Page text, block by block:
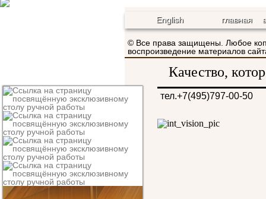
English главная
© Все права защищены. Любое
воспроизведение материалов
Качество,
тел.+7(495)797-00-50